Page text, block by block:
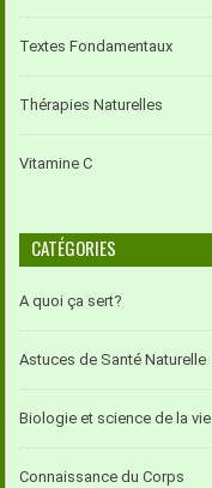
Textes Fondamentaux
Thérapies Naturelles
Vitamine C
CATÉGORIES
A quoi ça sert?
Astuces de Santé Naturelle
Biologie et science de la vie
Connaissance du Corps